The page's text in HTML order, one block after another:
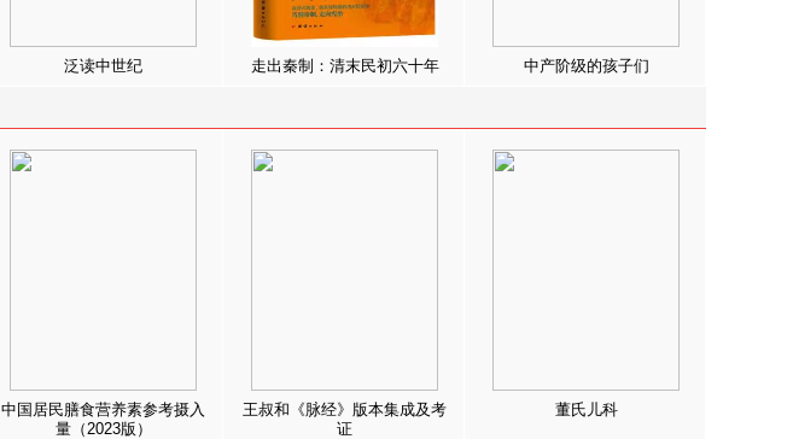
泛读中世纪 走出秦制：清末民初六十年 中产阶级的孩子们
中国居民膳食营养素参考摄入
量（2023版）
王叔和《脉经》版本集成及考
证
董氏儿科